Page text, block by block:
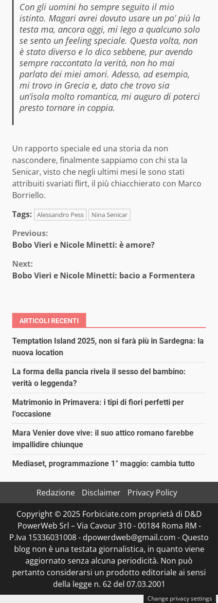
Con gli uomini ho sempre seguito il mio
istinto. Magari avrei dovuto usare un po’ più la
testa ma, ancora oggi, mi lego a qualcuno solo
se sento un feeling speciale. Questa volta, non
è stato diverso e lo dico sebbene, pur avendo
sempre raccontato la verità, non ho mai
parlato dei miei amori. Adesso, ad esempio,
mi trovo in Grecia e, dato che trovo sia
un’isola molto romantica, mi auguro di poterci
presto tornare in coppia.
Un rapporto speciale ed una storia da non
nascondere, finalmente sappiamo con chi sta la
Senicar, visto che negli ultimi mesi le sono stati
attribuiti svariati flirt, il più chiacchierato con Marco
Borriello.
Tags:
Alessandro Pess Nina Senicar
Continue
Previous:
Bobo Vieri e Nicole Minetti: è amore?
Next:
Bobo Vieri e Nicole Minetti: bacio a Formentera
ARTICOLI RECENTI
Temptation Island 2025, non si farà più in Sardegna: la
nuova location
La forma della pancia rivela il sesso del bambino:
verità o leggenda?
Matrimonio in Primavera: i tipi di fiori perfetti per
l’occasione
Mara Venier dove vive: il suo attico romano farebbe
impallidire chiunque
Mediaset, programmazione 1° maggio: cambia tutto
Redazione Disclaimer
Privacy Policy
Copyright © 2025 Forbiciate.com proprietà di D&D
PowerWeb Srl – Via Cavour 310 - 00184 Roma RM -
P.Iva 15336031008 - dpowerdweb@gmail.com - Questo
blog non è una testata giornalistica, in quanto viene
aggiornato senza alcuna periodicità. Non può
pertanto considerarsi un prodotto editoriale ai sensi
della legge n. 62 del 07.03.2001
Change privacy settings